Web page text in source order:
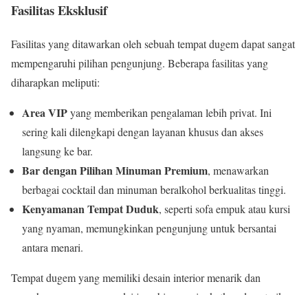
Fasilitas Eksklusif
Fasilitas yang ditawarkan oleh sebuah tempat dugem dapat sangat
mempengaruhi pilihan pengunjung. Beberapa fasilitas yang
diharapkan meliputi:
Area VIPyang memberikan pengalaman lebih privat. Ini
sering kali dilengkapi dengan layanan khusus dan akses
langsung ke bar.
Bar dengan Pilihan Minuman Premium, menawarkan
berbagai cocktail dan minuman beralkohol berkualitas tinggi.
Kenyamanan Tempat Duduk, seperti sofa empuk atau kursi
yang nyaman, memungkinkan pengunjung untuk bersantai
antara menari.
Tempat dugem yang memiliki desain interior menarik dan